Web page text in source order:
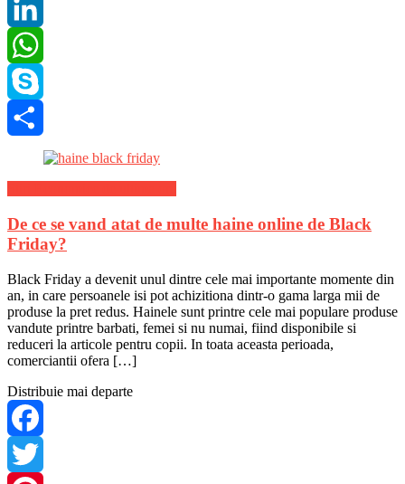
Pinterest
LinkedIn
WhatsApp
Skype
De ce se vand atat de multe haine online de Black
Friday?
Black Friday a devenit unul dintre cele mai importante momente din
an, in care persoanele isi pot achizitiona dintr-o gama larga mii de
produse la pret redus. Hainele sunt printre cele mai populare produse
vandute printre barbati, femei si nu numai, fiind disponibile si
reduceri la articole pentru copii. In toata aceasta perioada,
comerciantii ofera […]
Distribuie mai departe
Facebook